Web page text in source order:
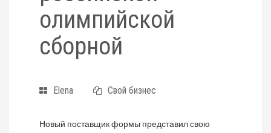
олимпийской
сборной
Elena Свой бизнес
Новый поставщик формы представил свою